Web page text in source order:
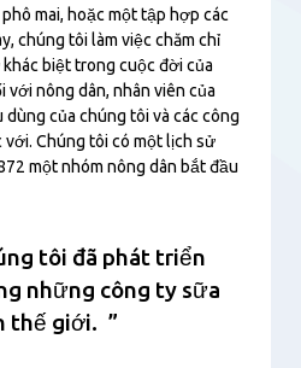
mai, hoặc một tập hợp các
chúng tôi làm việc chăm chỉ
biệt trong cuộc đời của
nông dân, nhân viên của
của chúng tôi và các công
với. Chúng tôi có một lịch sử
một nhóm nông dân bắt đầu
tôi đã phát triển
những công ty sữa
thế giới.